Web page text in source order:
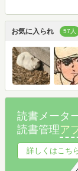
お気に入られ 57人
読書メータ
読書管理ア
詳しくはこち